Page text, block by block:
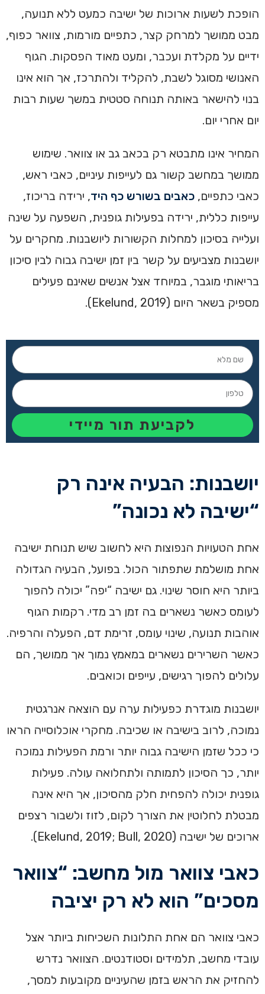
הופכת לשעות ארוכות של ישיבה כמעט ללא תנועה,
מבט ממושך למרחק קצר, כתפיים מורמות, צוואר כפוף,
ידיים על מקלדת ועכבר, ומעט מאוד הפסקות. הגוף
האנושי מסוגל לשבת, להקליד ולהתרכז, אך הוא אינו
בנוי להישאר באותה תנוחה סטטית במשך שעות רבות
יום אחרי יום.
המחיר אינו מתבטא רק בכאב גב או צוואר. שימוש
ממושך במחשב קשור גם לעייפות עיניים, כאבי ראש,
כאבי כתפיים, כאבים בשורש כף היד, ירידה בריכוז,
עייפות כללית, ירידה בפעילות גופנית, השפעה על שינה
ועלייה בסיכון למחלות הקשורות ליושבנות. מחקרים על
יושבנות מצביעים על קשר בין זמן ישיבה גבוה לבין סיכון
בריאותי מוגבר, במיוחד אצל אנשים שאינם פעילים
מספיק בשאר היום (Ekelund, 2019).
לקביעת תור מיידי
יושבנות: הבעיה אינה רק
“ישיבה לא נכונה”
אחת הטעויות הנפוצות היא לחשוב שיש תנוחת ישיבה
אחת מושלמת שתפתור הכול. בפועל, הבעיה הגדולה
ביותר היא חוסר שינוי. גם ישיבה “יפה” יכולה להפוך
לעומס כאשר נשארים בה זמן רב מדי. רקמות הגוף
אוהבות תנועה, שינוי עומס, זרימת דם, הפעלה והרפיה.
כאשר השרירים נשארים במאמץ נמוך אך ממושך, הם
עלולים להפוך רגישים, עייפים וכואבים.
יושבנות מוגדרת כפעילות ערה עם הוצאה אנרגטית
נמוכה, לרוב בישיבה או שכיבה. מחקרי אוכלוסייה הראו
כי ככל שזמן הישיבה גבוה יותר ורמת הפעילות נמוכה
יותר, כך הסיכון לתמותה ולתחלואה עולה. פעילות
גופנית יכולה להפחית חלק מהסיכון, אך היא אינה
מבטלת לחלוטין את הצורך לקום, לזוז ולשבור רצפים
ארוכים של ישיבה (Ekelund, 2019; Bull, 2020).
כאבי צוואר מול מחשב: “צוואר
מסכים” הוא לא רק יציבה
כאבי צוואר הם אחת התלונות השכיחות ביותר אצל
עובדי מחשב, תלמידים וסטודנטים. הצוואר נדרש
להחזיק את הראש בזמן שהעיניים מקובעות למסך,